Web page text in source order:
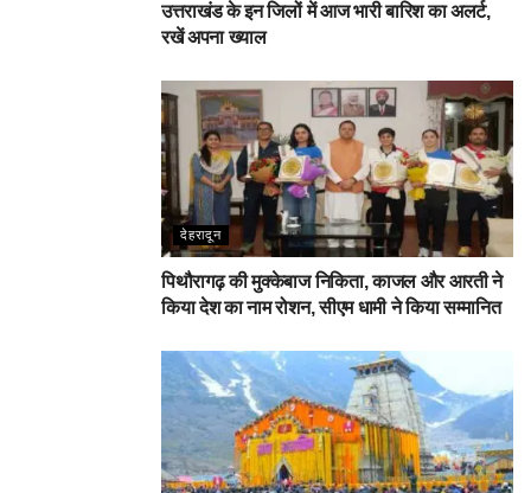
उत्तराखंड के इन जिलों में आज भारी बारिश का अलर्ट,
रखें अपना ख्याल
देहरादून
पिथौरागढ़ की मुक्केबाज निकिता, काजल और आरती ने
किया देश का नाम रोशन, सीएम धामी ने किया सम्मानित